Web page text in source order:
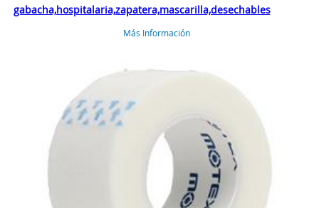
gabacha,hospitalaria,zapatera,mascarilla,desechables
Más Información